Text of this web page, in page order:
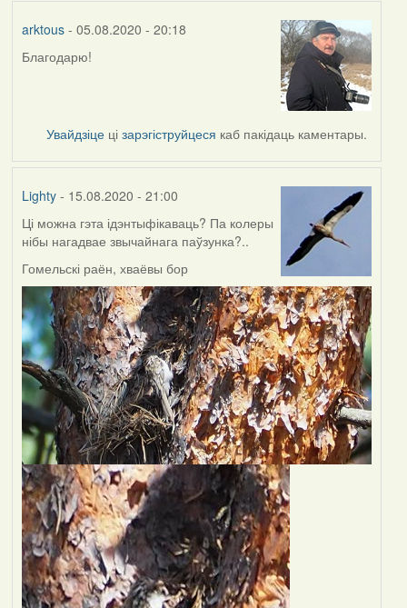
arktous- 05.08.2020 - 20:18
In
Harrier
Благодарю!
Увайдзіце цізарэгіструйцеся каб пакідаць каментары.
Lighty- 15.08.2020 - 21:00
Ці можна гэта ідэнтыфікаваць? Па колеры
нібы нагадвае звычайнага паўзунка?..
Гомельскі раён, хваёвы бор